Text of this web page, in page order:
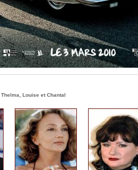
Thelma, Louise et Chantal